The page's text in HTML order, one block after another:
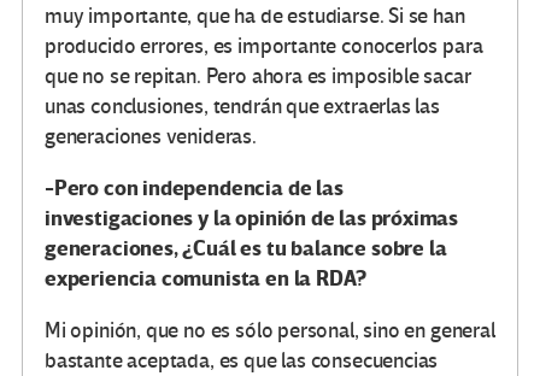
muy importante, que ha de estudiarse. Si se han
producido errores, es importante conocerlos para
que no se repitan. Pero ahora es imposible sacar
unas conclusiones, tendrán que extraerlas las
generaciones venideras.
-Pero con independencia de las
investigaciones y la opinión de las próximas
generaciones, ¿Cuál es tu balance sobre la
experiencia comunista en la RDA?
Mi opinión, que no es sólo personal, sino en general
bastante aceptada, es que las consecuencias